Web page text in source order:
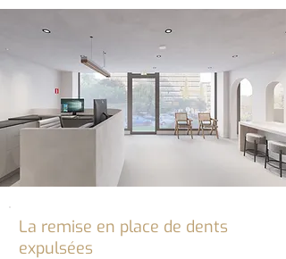
La remise en place de dents
expulsées